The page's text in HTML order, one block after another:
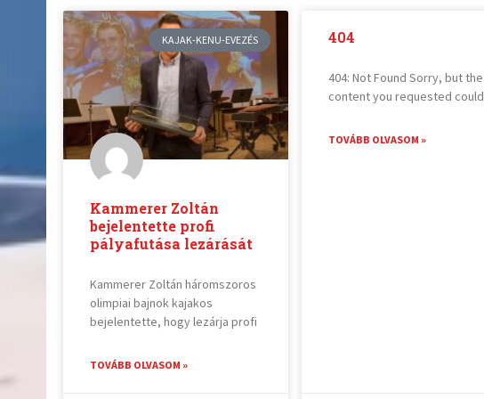
KAJAK-KENU-EVEZÉS
Kammerer Zoltán
bejelentette profi
pályafutása lezárását
Kammerer Zoltán háromszoros
olimpiai bajnok kajakos
bejelentette, hogy lezárja profi
TOVÁBB OLVASOM »
404
404: Not Found Sorry, but the
content you requested could
TOVÁBB OLVASOM »